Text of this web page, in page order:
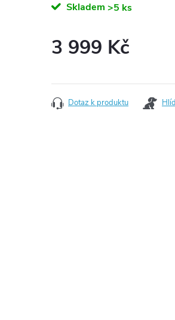
Skladem >5 ks
3 999 Kč
Dotaz k produktu